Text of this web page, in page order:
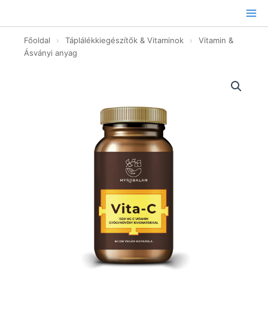
tartalomhoz
Főoldal › Táplálékkiegészítők & Vitaminok ›
Vitamin &
Ásványi anyag